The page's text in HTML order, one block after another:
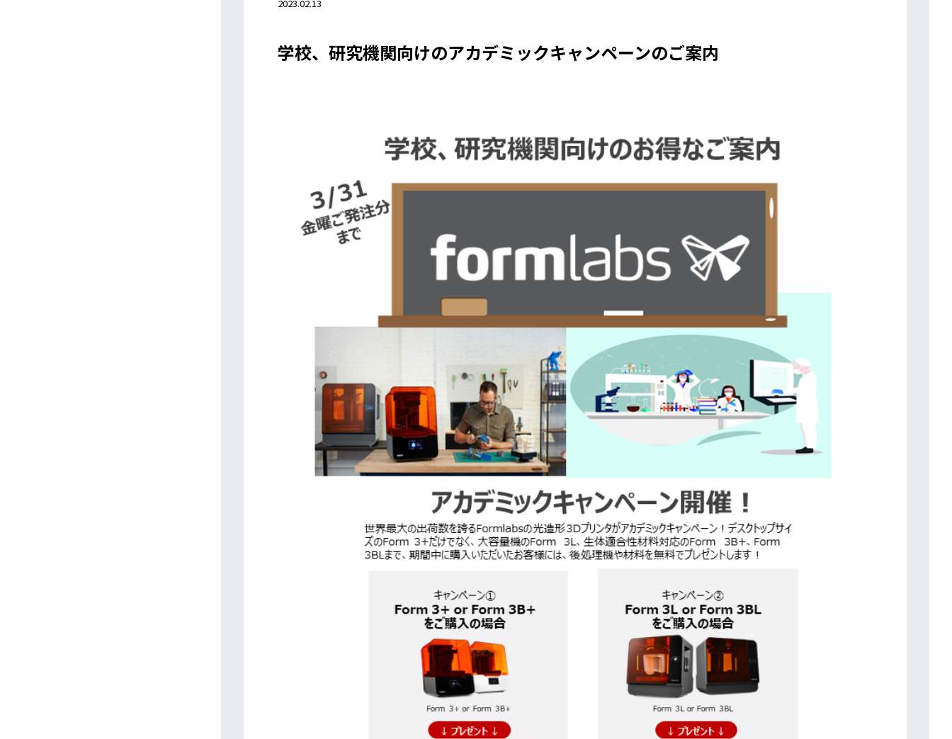
2023.02.13
学校、研究機関向けのアカデミックキャンペーンのご案内